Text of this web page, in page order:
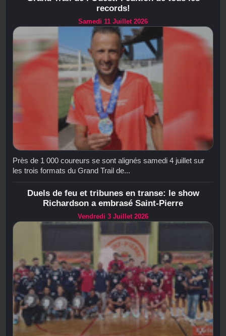
records!
Samedi 11 Juillet 2026
Près de 1 000 coureurs se sont alignés samedi 4 juillet sur
les trois formats du Grand Trail de...
Duels de feu et tribunes en transe: le show
Richardson a embrasé Saint-Pierre
Vendredi 3 Juillet 2026